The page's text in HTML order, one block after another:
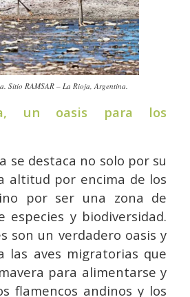
Sitio RAMSAR – La Rioja, Argentina.
un oasis para los
se destaca no solo por su
altitud por encima de los
por ser una zona de
especies y biodiversidad.
son un verdadero oasis y
las aves migratorias que
para alimentarse y
flamencos andinos y los